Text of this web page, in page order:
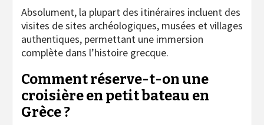
Absolument, la plupart des itinéraires incluent des
visites de sites archéologiques, musées et villages
authentiques, permettant une immersion
complète dans l’histoire grecque.
Comment réserve-t-on une
croisière en petit bateau en
Grèce ?